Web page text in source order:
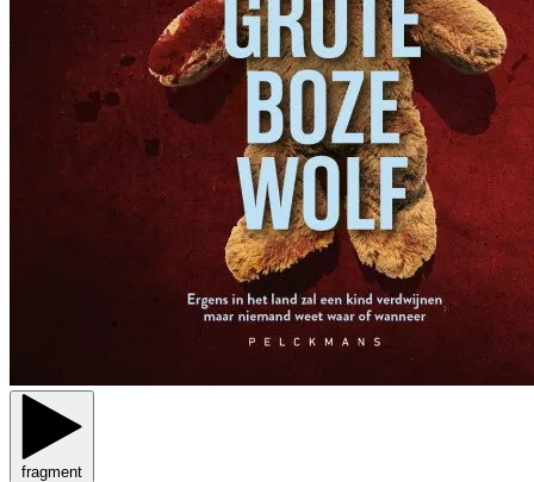
fragment